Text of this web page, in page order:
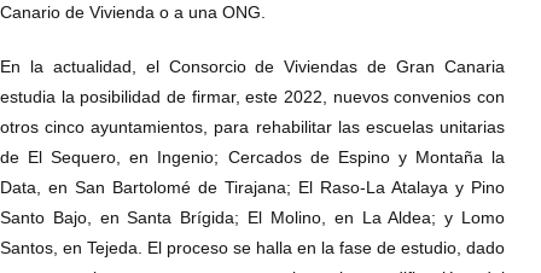
Canario de Vivienda o a una ONG.
En la actualidad, el Consorcio de Viviendas de Gran Canaria
estudia la posibilidad de firmar, este 2022, nuevos convenios con
otros cinco ayuntamientos, para rehabilitar las escuelas unitarias
de El Sequero, en Ingenio; Cercados de Espino y Montaña la
Data, en San Bartolomé de Tirajana; El Raso-La Atalaya y Pino
Santo Bajo, en Santa Brígida; El Molino, en La Aldea; y Lomo
Santos, en Tejeda. El proceso se halla en la fase de estudio, dado